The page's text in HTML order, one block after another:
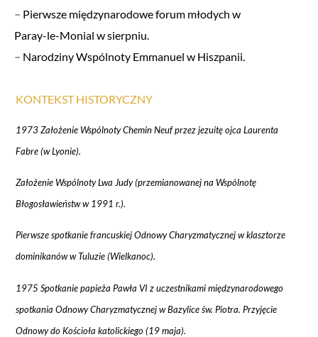
– Pierwsze międzynarodowe forum młodych w
Paray-le-Monial w sierpniu.
– Narodziny Wspólnoty Emmanuel w Hiszpanii.
KONTEKST HISTORYCZNY
1973 Założenie Wspólnoty Chemin Neuf przez jezuitę ojca Laurenta
Fabre (w Lyonie).
Założenie Wspólnoty Lwa Judy (przemianowanej na Wspólnotę
Błogosławieństw w 1991 r.).
Pierwsze spotkanie francuskiej Odnowy Charyzmatycznej w klasztorze
dominikanów w Tuluzie (Wielkanoc).
1975 Spotkanie papieża Pawła VI z uczestnikami międzynarodowego
spotkania Odnowy Charyzmatycznej w Bazylice św. Piotra. Przyjęcie
Odnowy do Kościoła katolickiego (19 maja).